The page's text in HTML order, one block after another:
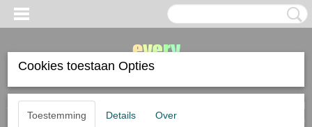
Inloggen Registreren
(0)
Cookies toestaan Opties
Toestemming Details Over